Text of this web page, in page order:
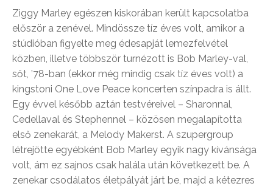
Ziggy Marley egészen kiskorában került kapcsolatba
először a zenével. Mindössze tíz éves volt, amikor a
stúdióban figyelte meg édesapját lemezfelvétel
közben, illetve többször turnézott is Bob Marley-val,
sőt, ’78-ban (ekkor még mindig csak tíz éves volt) a
kingstoni One Love Peace koncerten színpadra is állt.
Egy évvel később aztán testvéreivel – Sharonnal,
Cedellaval és Stephennel – közösen megalapította
első zenekarát, a Melody Makerst. A szupergroup
létrejötte egyébként Bob Marley egyik nagy kívánsága
volt, ám ez sajnos csak halála után következett be. A
zenekar csodálatos életpályát járt be, majd a kétezres